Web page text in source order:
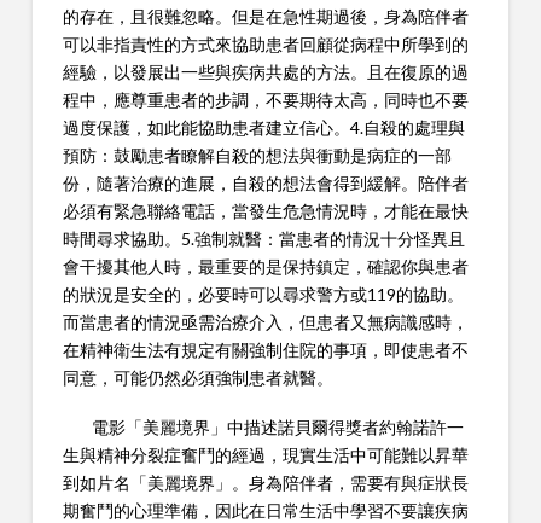
的存在，且很難忽略。但是在急性期過後，身為陪伴者
可以非指責性的方式來協助患者回顧從病程中所學到的
經驗，以發展出一些與疾病共處的方法。且在復原的過
程中，應尊重患者的步調，不要期待太高，同時也不要
過度保護，如此能協助患者建立信心。4.自殺的處理與
預防：鼓勵患者瞭解自殺的想法與衝動是病症的一部
份，隨著治療的進展，自殺的想法會得到緩解。陪伴者
必須有緊急聯絡電話，當發生危急情況時，才能在最快
時間尋求協助。5.強制就醫：當患者的情況十分怪異且
會干擾其他人時，最重要的是保持鎮定，確認你與患者
的狀況是安全的，必要時可以尋求警方或119的協助。
而當患者的情況亟需治療介入，但患者又無病識感時，
在精神衛生法有規定有關強制住院的事項，即使患者不
同意，可能仍然必須強制患者就醫。
電影「美麗境界」中描述諾貝爾得獎者約翰諾許一
生與精神分裂症奮鬥的經過，現實生活中可能難以昇華
到如片名「美麗境界」。身為陪伴者，需要有與症狀長
期奮鬥的心理準備，因此在日常生活中學習不要讓疾病